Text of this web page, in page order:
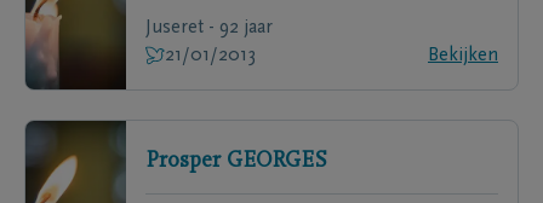
Juseret - 92 jaar
21/01/2013
Bekijken
Prosper GEORGES